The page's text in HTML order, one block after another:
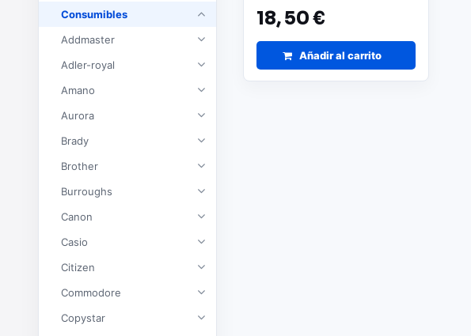
Consumibles
Addmaster
Adler-royal
Amano
Aurora
Brady
Brother
Burroughs
Canon
Casio
Citizen
Commodore
Copystar
18,50 €
Añadir al carrito